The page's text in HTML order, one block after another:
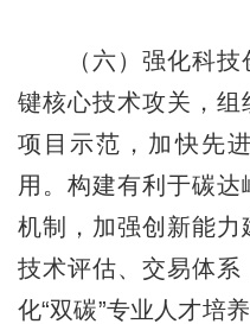
（六）强化科技
键核心技术攻关，组
项目示范，加快先
用。构建有利于碳达
机制，加强创新能力
技术评估、交易体系
化“双碳”专业人才培